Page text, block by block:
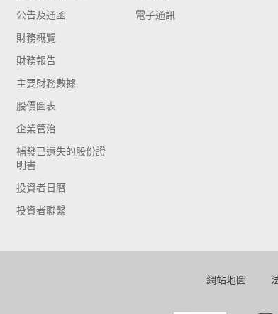
公告及通函
財務概覽
財務報告
主要財務數據
股價圖表
企業管治
補發已遺失的股份證
明書
投資者日曆
投資者聯繫
電子通訊
網站地圖